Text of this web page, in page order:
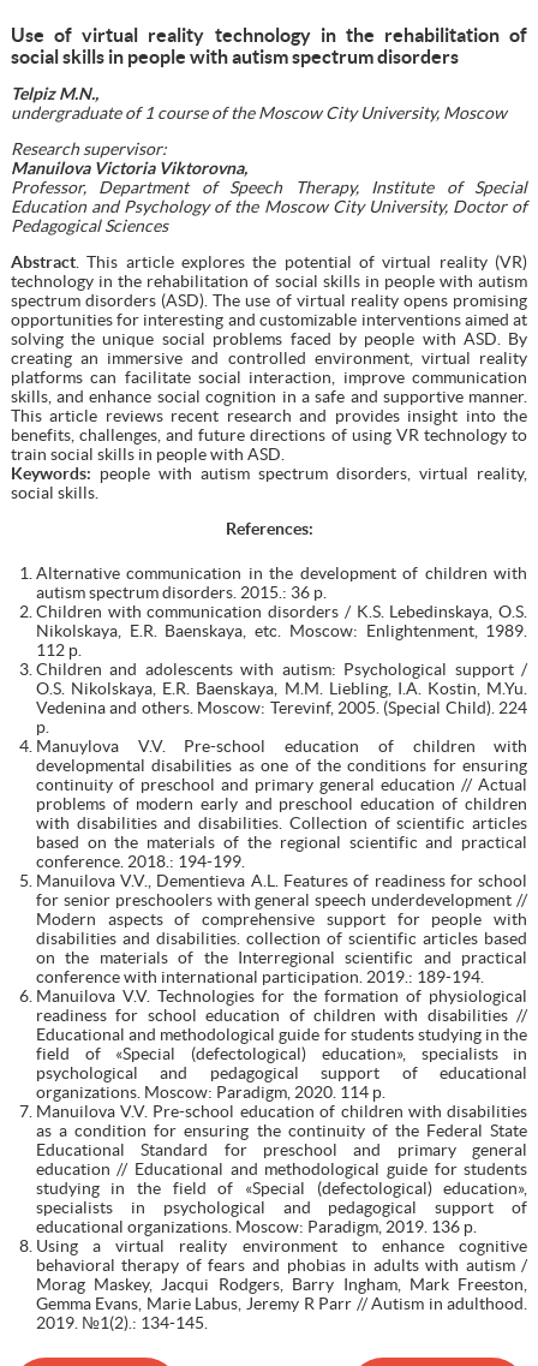
Use of virtual reality technology in the rehabilitation of
social skills in people with autism spectrum disorders
Telpiz M.N.,
undergraduate of 1 course of the Moscow City University, Moscow
Research supervisor:
Manuilova Victoria Viktorovna,
Professor, Department of Speech Therapy, Institute of Special
Education and Psychology of the Moscow City University, Doctor of
Pedagogical Sciences
Abstract. This article explores the potential of virtual reality (VR)
technology in the rehabilitation of social skills in people with autism
spectrum disorders (ASD). The use of virtual reality opens promising
opportunities for interesting and customizable interventions aimed at
solving the unique social problems faced by people with ASD. By
creating an immersive and controlled environment, virtual reality
platforms can facilitate social interaction, improve communication
skills, and enhance social cognition in a safe and supportive manner.
This article reviews recent research and provides insight into the
benefits, challenges, and future directions of using VR technology to
train social skills in people with ASD.
Keywords: рeople with autism spectrum disorders, virtual reality,
social skills.
References:
Alternative communication in the development of children with
autism spectrum disorders. 2015.: 36 p.
Children with communication disorders / K.S. Lebedinskaya, O.S.
Nikolskaya, E.R. Baenskaya, etc. Moscow: Enlightenment, 1989.
112 р.
Children and adolescents with autism: Psychological support /
O.S. Nikolskaya, E.R. Baenskaya, M.M. Liebling, I.A. Kostin, M.Yu.
Vedenina and others. Moscow: Terevinf, 2005. (Special Child). 224
p.
Manuylova V.V. Pre-school education of children with
developmental disabilities as one of the conditions for ensuring
continuity of preschool and primary general education // Actual
problems of modern early and preschool education of children
with disabilities and disabilities. Collection of scientific articles
based on the materials of the regional scientific and practical
conference. 2018.: 194-199.
Manuilova V.V., Dementieva A.L. Features of readiness for school
for senior preschoolers with general speech underdevelopment //
Modern aspects of comprehensive support for people with
disabilities and disabilities. collection of scientific articles based
on the materials of the Interregional scientific and practical
conference with international participation. 2019.: 189-194.
Manuilova V.V. Technologies for the formation of physiological
readiness for school education of children with disabilities //
Educational and methodological guide for students studying in the
field of «Special (defectological) education», specialists in
psychological and pedagogical support of educational
organizations. Moscow: Paradigm, 2020. 114 р.
Manuilova V.V. Pre-school education of children with disabilities
as a condition for ensuring the continuity of the Federal State
Educational Standard for preschool and primary general
education // Educational and methodological guide for students
studying in the field of «Special (defectological) education»,
specialists in psychological and pedagogical support of
educational organizations. Moscow: Paradigm, 2019. 136 р.
Using a virtual reality environment to enhance cognitive
behavioral therapy of fears and phobias in adults with autism /
Morag Maskey, Jacqui Rodgers, Barry Ingham, Mark Freeston,
Gemma Evans, Marie Labus, Jeremy R Parr // Autism in adulthood.
2019. №1(2).: 134-145.